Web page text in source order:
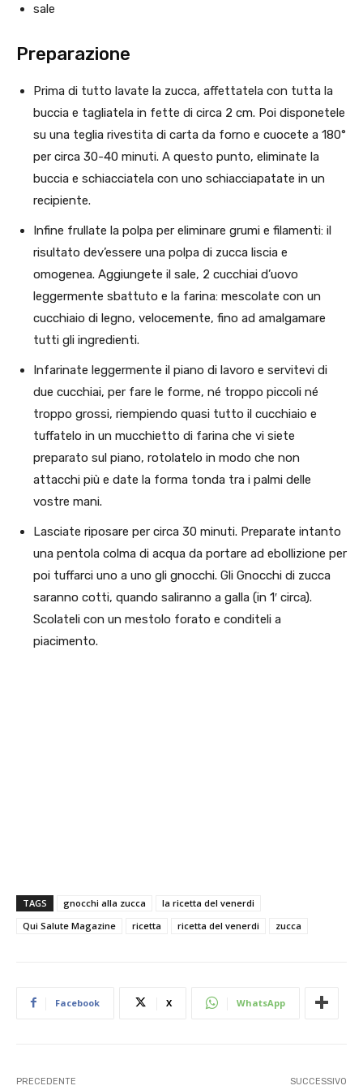
sale
Preparazione
Prima di tutto lavate la zucca, affettatela con tutta la
buccia e tagliatela in fette di circa 2 cm. Poi disponetele
su una teglia rivestita di carta da forno e cuocete a 180°
per circa 30-40 minuti. A questo punto, eliminate la
buccia e schiacciatela con uno schiacciapatate in un
recipiente.
Infine frullate la polpa per eliminare grumi e filamenti: il
risultato dev’essere una polpa di zucca liscia e
omogenea. Aggiungete il sale, 2 cucchiai d’uovo
leggermente sbattuto e la farina: mescolate con un
cucchiaio di legno, velocemente, fino ad amalgamare
tutti gli ingredienti.
Infarinate leggermente il piano di lavoro e servitevi di
due cucchiai, per fare le forme, né troppo piccoli né
troppo grossi, riempiendo quasi tutto il cucchiaio e
tuffatelo in un mucchietto di farina che vi siete
preparato sul piano, rotolatelo in modo che non
attacchi più e date la forma tonda tra i palmi delle
vostre mani.
Lasciate riposare per circa 30 minuti. Preparate intanto
una pentola colma di acqua da portare ad ebollizione per
poi tuffarci uno a uno gli gnocchi. Gli Gnocchi di zucca
saranno cotti, quando saliranno a galla (in 1′ circa).
Scolateli con un mestolo forato e conditeli a
piacimento.
TAGS gnocchi alla zucca
la ricetta del venerdi
Qui Salute Magazine
ricetta ricetta del venerdi zucca
Facebook X WhatsApp
PRECEDENTE SUCCESSIVO